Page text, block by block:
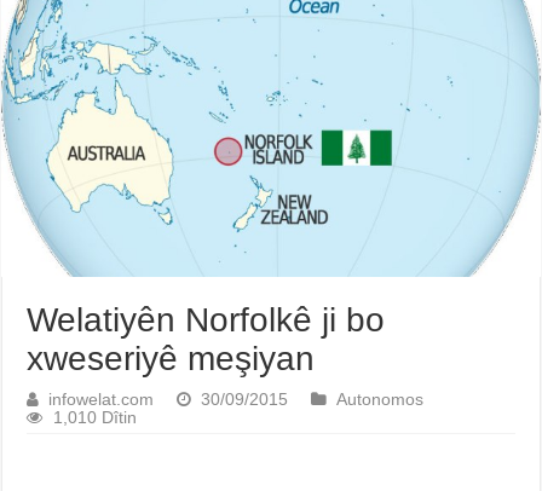
Welatiyên Norfolkê ji bo
xweseriyê meşiyan
infowelat.com 30/09/2015
Autonomos
1,010 Dîtin